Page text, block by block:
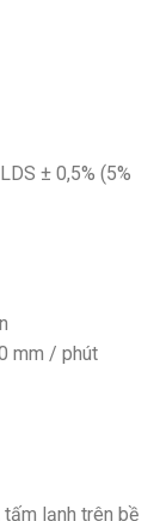
± 0,5% (5%
mm / phút
lạnh trên bề